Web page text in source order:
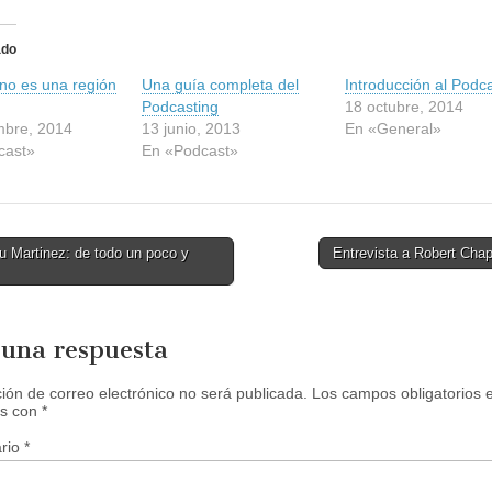
i
c
p
r
a
o
p
t
e
n
a
o
o
(
S
e
b
r
es una región
2014
Una guía completa del
Podcasting
13 junio, 2013
En «Podcast»
Introducción al
18 octubre, 2014
En «General»
Martinez: de todo un poco y
Entrevista a Robert
respuesta
de correo electrónico no será publicada.
Los campos obligatorios
con *
*